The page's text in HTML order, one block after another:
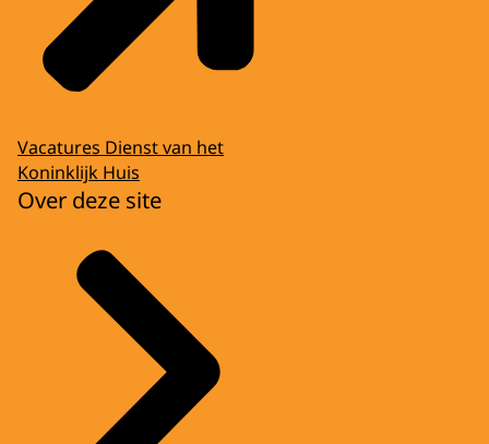
Vacatures Dienst van het
Koninklijk Huis
Over deze site